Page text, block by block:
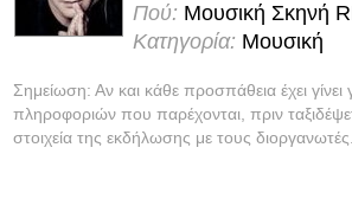
Πού: Μουσική Σκηνή
Κατηγορία: Μουσική
Σημείωση: Αν και κάθε προσπάθεια έχει
πληροφοριών που παρέχονται, πριν
στοιχεία της εκδήλωσης με τους διοργανωτές.